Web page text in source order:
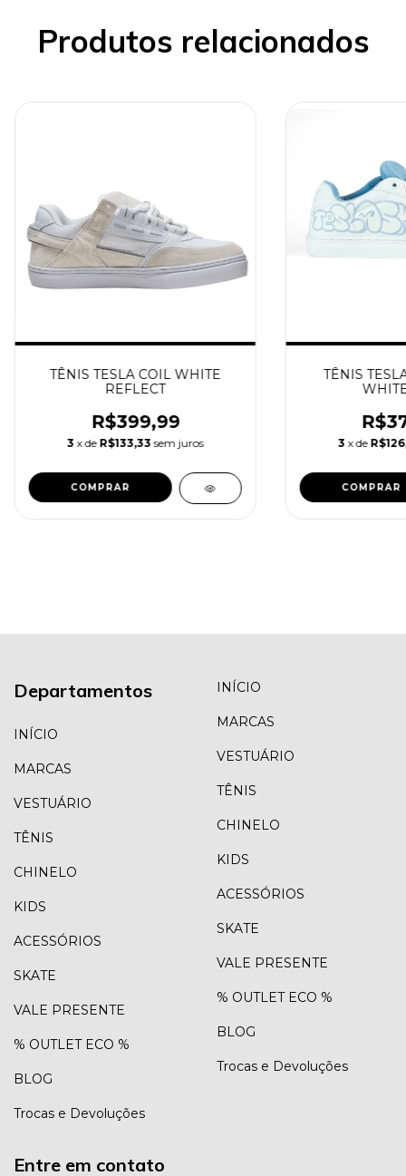
Produtos relacionados
TÊNIS TESLA COIL WHITE
REFLECT
R$399,99
3 x de R$133,33 sem juros
COMPRAR
TÊNIS
3 x de
COMPRAR
Departamentos
INÍCIO
MARCAS
VESTUÁRIO
TÊNIS
CHINELO
KIDS
ACESSÓRIOS
SKATE
VALE PRESENTE
% OUTLET ECO %
BLOG
Trocas e Devoluções
INÍCIO
MARCAS
VESTUÁRIO
TÊNIS
CHINELO
KIDS
ACESSÓRIOS
SKATE
VALE PRESENTE
% OUTLET ECO %
BLOG
Trocas e Devoluções
Entre em contato